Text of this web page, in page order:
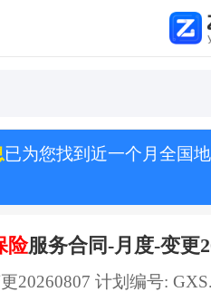
已为您找到近一个月全国
险服务合同-月度-变更
20260807 计划编号: